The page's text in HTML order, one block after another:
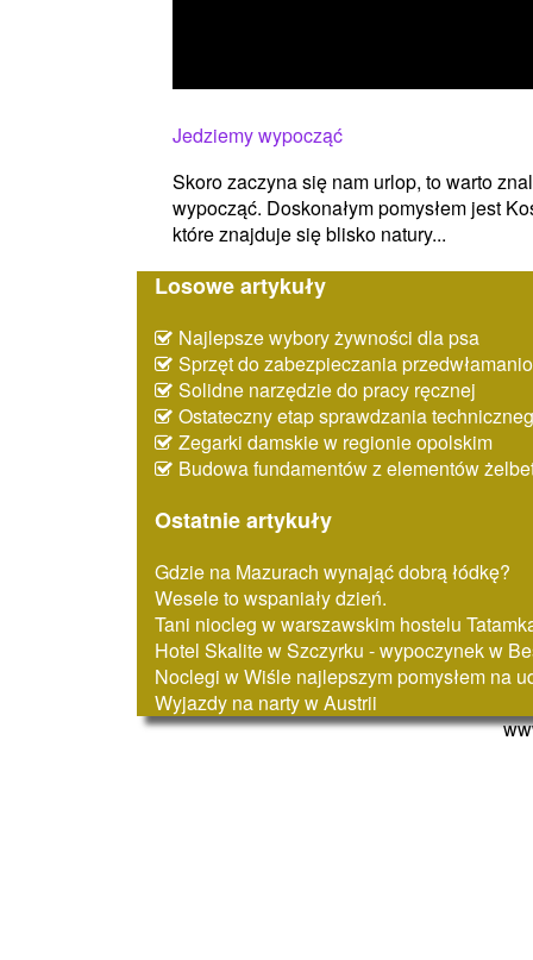
Jedziemy wypocząć
Skoro zaczyna się nam urlop, to warto
wypocząć. Doskonałym pomysłem jest
które znajduje się blisko natury...
Losowe artykuły
Najlepsze wybory żywności dla psa
Sprzęt do zabezpieczania
Solidne narzędzie do pracy ręcznej
Ostateczny etap sprawdzania
Zegarki damskie w regionie opolskim
Budowa fundamentów z elementów
Ostatnie artykuły
Gdzie na Mazurach wynająć dobrą łódkę?
Wesele to wspaniały dzień.
Tani niocleg w warszawskim hostelu
Hotel Skalite w Szczyrku - wypoczynek w
Noclegi w Wiśle najlepszym pomysłem na
Wyjazdy na narty w Austrii